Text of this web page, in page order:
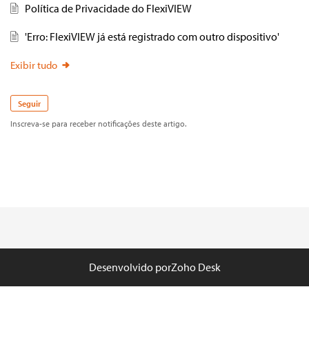
Seguir
Inscreva-se para receber notificações deste artigo.
Política de Privacidade do FlexiVIEW
'Erro: FlexiVIEW já está registrado com outro dispositivo'
Exibir tudo
Desenvolvido porZoho Desk